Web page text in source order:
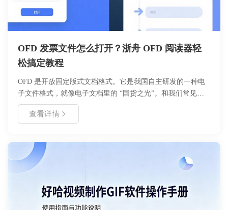
OFD 发票文件怎么打开？浙舟 OFD 阅读器轻
松搞定教程
OFD 是开放固定版式文档格式。它是我国自主研发的一种电
子文件格式，就像电子文档里的 “国货之光”。和我们常见的
PDF 格式相比，OFD 格式在电子发票领域应用得越来越广泛
啦。​查看详情